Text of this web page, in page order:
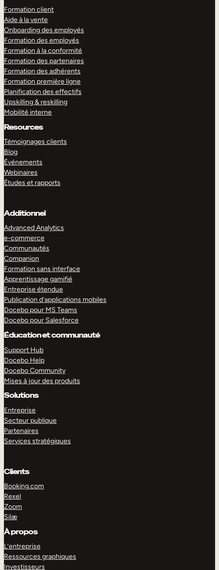
Formation client
Aide à la vente
Onboarding des employés
Formation des employés
Formation à la conformité
Formation des partenaires
Formation des adhérents
Formation première ligne
Planification des effectifs
Upskilling & reskilling
Mobilité interne
Resources
Témoignages clients
Blog
Événements
Webinaires
Études et rapports
Additionnel
Advanced Analytics
e-commerce
Communautés
Companion
Formation sans interface
Apprentissage gamifié
Entreprise étendue
Publication d’applications mobiles
Docebo pour MS Teams
Docebo pour Salesforce
Éducation et communauté
Support Hub
Docebo Help
Docebo Community
Mises à jour des produits
Solutions
Entreprise
Secteur publique
Partenaires
Services stratégiques
Clients
Booking.com
Rexel
Zoom
Silæ
À propos
L’entreprise
Ressources graphiques
Investisseurs